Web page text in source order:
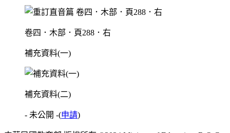
卷四．木部．頁288．右
補充資料(一)
補充資料(二)
- 未公開 -(申請)